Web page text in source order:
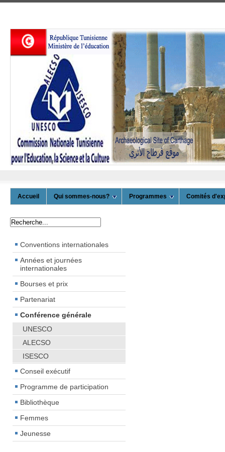
Accueil Qui sommes-nous? Programmes Comités
Conventions internationales
Années et journées
internationales
Bourses et prix
Partenariat
Conférence générale
UNESCO
ALECSO
ISESCO
Conseil exécutif
Programme de participation
Bibliothèque
Femmes
Jeunesse